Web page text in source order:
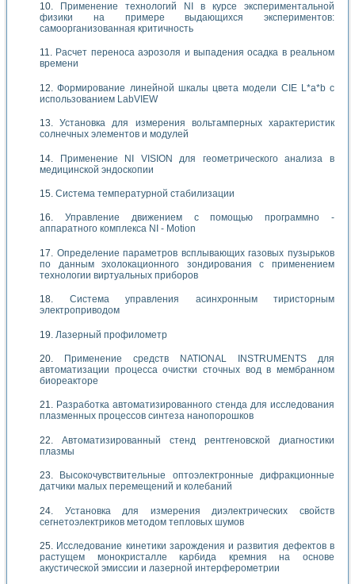
Применение технологий NI в курсе экспериментальной
физики на примере выдающихся экспериментов:
самоорганизованная критичность
Расчет переноса аэрозоля и выпадения осадка в реальном
времени
Формирование линейной шкалы цвета модели CIE L*a*b с
использованием LabVIEW
Установка для измерения вольтамперных характеристик
солнечных элементов и модулей
Применение NI VISION для геометрического анализа в
медицинской эндоскопии
Система температурной стабилизации
Управление движением с помощью программно -
аппаратного комплекса NI - Motion
Определение параметров всплывающих газовых пузырьков
по данным эхолокационного зондирования с применением
технологии виртуальных приборов
Система управления асинхронным тиристорным
электроприводом
Лазерный профилометр
Применение средств NATIONAL INSTRUMENTS для
автоматизации процесса очистки сточных вод в мембранном
биореакторе
Разработка автоматизированного стенда для исследования
плазменных процессов синтеза нанопорошков
Автоматизированный стенд рентгеновской диагностики
плазмы
Высокочувствительные оптоэлектронные дифракционные
датчики малых перемещений и колебаний
Установка для измерения диэлектрических свойств
сегнетоэлектриков методом тепловых шумов
Исследование кинетики зарождения и развития дефектов в
растущем монокристалле карбида кремния на основе
акустической эмиссии и лазерной интерферометрии